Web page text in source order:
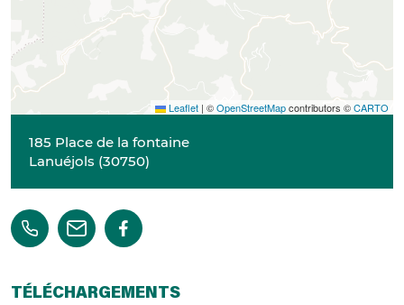
Leaflet | ©OpenStreetMapcontributors ©CARTO
185 Place de la fontaine
Lanuéjols (30750)
TÉLÉCHARGEMENTS